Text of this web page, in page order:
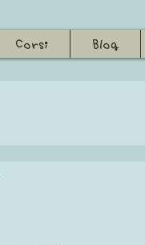
Corsi Blog